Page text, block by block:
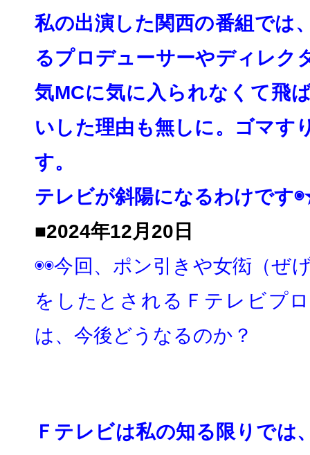
私の出演した関西の番組では
るプロデューサーやディレク
気MCに気に入られなくて飛
いした理由も無しに。ゴマす
す。
テレビが斜陽になるわけで
■2024年12月20日
◉◉今回、ポン引きや女衒（ぜ
をしたとされるＦテレビプ
は、 今後どうなるのか？
Ｆテレビは私の知る限りでは